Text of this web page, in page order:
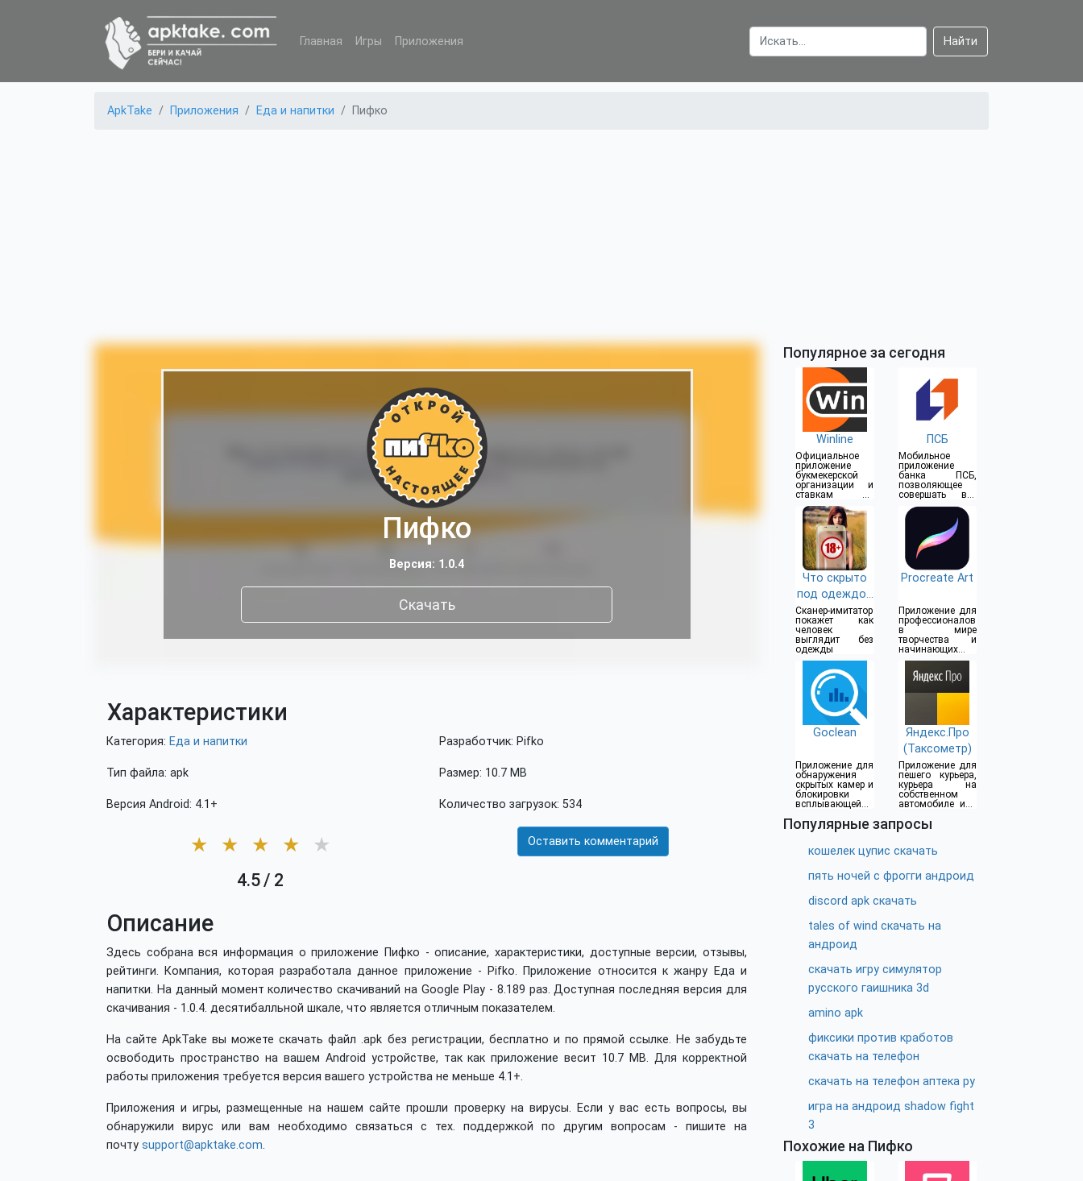
Главная Игры Приложения Найти
ApkTake Приложения Еда и напитки Пифко
Пифко
Версия: 1.0.4
Скачать
Характеристики
Категория: Еда и напитки
Тип файла: apk
Версия Android: 4.1+
Разработчик: Pifko
Размер: 10.7 MB
Количество загрузок: 534
★ ★ ★ ★ ★
4.5/ 2
Оставить комментарий
Описание
Здесь собрана вся информация о приложение Пифко - описание, характеристики, доступные версии, отзывы,
рейтинги. Компания, которая разработала данное приложение - Pifko. Приложение относится к жанру Еда и
напитки. На данный момент количество скачиваний на Google Play - 8.189 раз. Доступная последняя версия для
скачивания - 1.0.4. десятибалльной шкале, что является отличным показателем.
На сайте ApkTake вы можете скачать файл .apk без регистрации, бесплатно и по прямой ссылке. Не забудьте
освободить пространство на вашем Android устройстве, так как приложение весит 10.7 MB. Для корректной
работы приложения требуется версия вашего устройства не меньше 4.1+.
Приложения и игры, размещенные на нашем сайте прошли проверку на вирусы. Если у вас есть вопросы, вы
обнаружили вирус или вам необходимо связаться с тех. поддержкой по другим вопросам - пишите на
почту support@apktake.com.
Популярное за сегодня
Winline
Официальное
приложение
букмекерской
организации и
ставкам на
спорт
ПСБ
Мобильное
приложение
банка ПСБ,
позволяющее
совершать все
операции прямо
из дома
Что скрыто
под одеждой
(18+)
Сканер-имитатор
покажет как
человек
выглядит без
одежды
Procreate Art
Приложение для
профессионалов
в мире
творчества и
начинающих
художников
Goclean
Приложение для
обнаружения
скрытых камер и
блокировки
всплывающей
Яндекс.Про
(Таксометр)
Приложение для
пешего курьера,
курьера на
собственном
автомобиле или
Популярные запросы
кошелек цупис скачать
пять ночей с фрогги андроид
discord apk скачать
tales of wind скачать на
андроид
скачать игру симулятор
русского гаишника 3d
amino apk
фиксики против кработов
скачать на телефон
скачать на телефон аптека ру
игра на андроид shadow fight
3
Похожие на Пифко